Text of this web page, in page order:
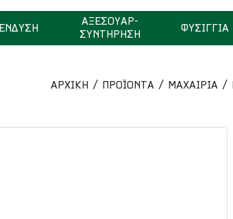
ΕΝΔΥΣΗ
ΑΞΕΣΟΥΑΡ-
ΣΥΝΤΗΡΗΣΗ
ΦΥΣΙΓΓΙΑ
ΑΡΧΙΚΉ ΠΡΟΪΟΝΤΑ ΜΑΧΑΙΡΙΑ